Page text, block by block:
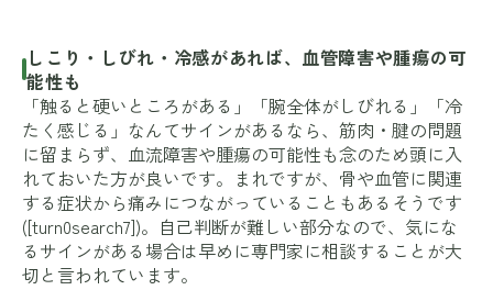
しこり・しびれ・冷感があれば、血管障害や腫瘍の可
能性も
「触ると硬いところがある」「腕全体がしびれる」「冷
たく感じる」なんてサインがあるなら、筋肉・腱の問題
に留まらず、血流障害や腫瘍の可能性も念のため頭に入
れておいた方が良いです。まれですが、骨や血管に関連
する症状から痛みにつながっていることもあるそうです
([turn0search7])。自己判断が難しい部分なので、気にな
るサインがある場合は早めに専門家に相談することが大
切と言われています。